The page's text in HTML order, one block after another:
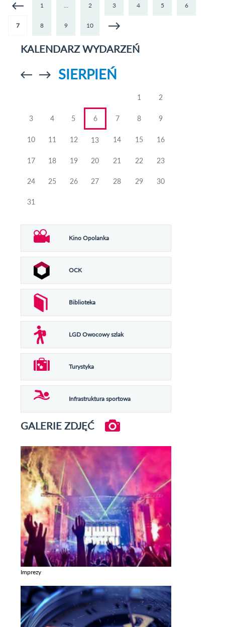
Strony 1 2 3 4 5 6
7 8 9 10
KALENDARZ WYDARZEŃ
Przejdź doPrzejdź do
SIERPIEŃ
1 2
3 4 5 6 7 8 9
10 11 12 13 14 15 16
17 18 19 20 21 22 23
24 25 26 27 28 29 30
31
Kino Opolanka
OCK
Biblioteka
LGD Owocowy szlak
Turystyka
Infrastruktura sportowa
GALERIE ZDJĘĆ
Imprezy